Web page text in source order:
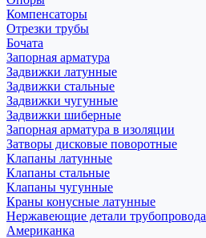
Компенсаторы
Отрезки трубы
Бочата
Запорная арматура
Задвижки латунные
Задвижки стальные
Задвижки чугунные
Задвижки шиберные
Запорная арматура в изоляции
Затворы дисковые поворотные
Клапаны латунные
Клапаны стальные
Клапаны чугунные
Краны конусные латунные
Нержавеющие детали трубопровода
Американка